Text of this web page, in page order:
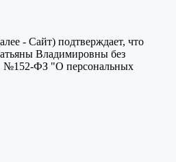
- Сайт) подтверждает, что
Владимировны без
№152-ФЗ "О персональных